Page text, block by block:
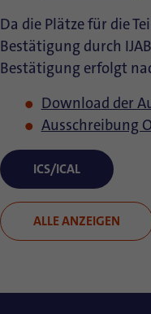
Da die Plätze für die
Bestätigung durch
Bestätigung erfolgt
Download der
Ausschreibung
ICS/ICAL
ALLE ANZEIGEN